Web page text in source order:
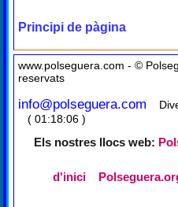
Principi de pàgina
www.polseguera.com - ©
reservats
info@polseguera.com
( 01:18:06 )
Els nostres llocs web:
d'inici